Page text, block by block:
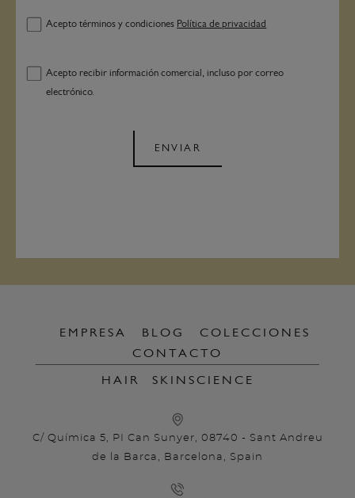
Acepto términos y condiciones Política de privacidad
Acepto recibir información comercial, incluso por correo
electrónico.
ENVIAR
EMPRESA BLOG
COLECCIONES
CONTACTO
HAIR SKINSCIENCE
C/ Química 5, PI Can Sunyer, 08740 - Sant Andreu
de la Barca, Barcelona, Spain